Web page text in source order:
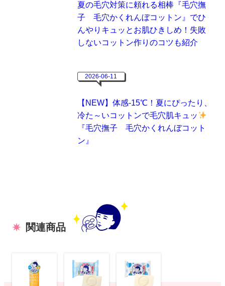
夏の毛穴対策に頼れる相棒『毛穴撫
子 毛穴かくれんぼコットン』でひ
んやりキュッとお肌ひきしめ！失敗
しないコットン作りのコツも紹介
2026-06-11
【NEW】体感-15℃！夏にぴったり、
冷た～いコットンで毛穴肌キュッ
『毛穴撫子 毛穴かくれんぼコット
ン』
関連商品